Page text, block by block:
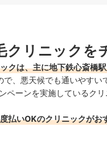
人気ランキング
徹底比較！
フターケアが多いに越したこ
リニックを
クは、主に地下鉄心斎橋
、悪天候でも通いやすい
ペーンを実施しているク
払いOKのクリニックがお